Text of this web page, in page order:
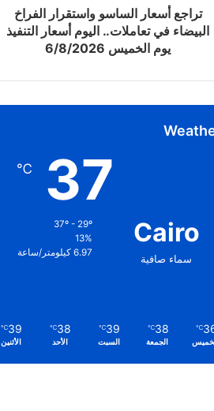
تراجع أسعار الساسو واستقرار الفراخ
البيضاء في تعاملات.. اليوم أسعار التنفيذ
يوم الخميس 6/8/2026
Cairo
سماء صافية
37
℃
37º - 29º
13%
6.97 كيلومتر/ساعة
℃
38
℃
الجمعة
39
℃
السبت
38
℃
الأحد
39
℃
الأثنين